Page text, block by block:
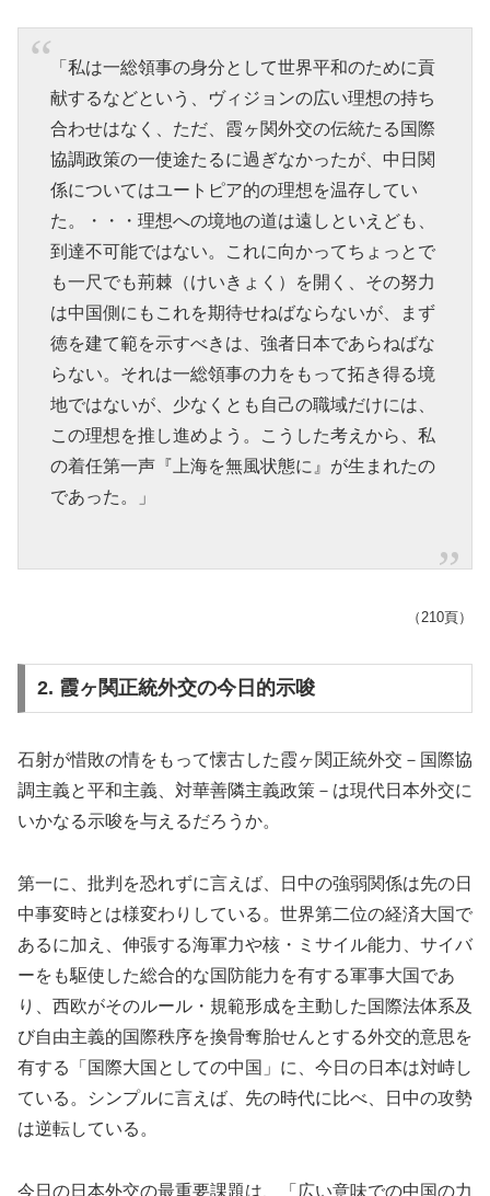
「私は一総領事の身分として世界平和のために貢
献するなどという、ヴィジョンの広い理想の持ち
合わせはなく、ただ、霞ヶ関外交の伝統たる国際
協調政策の一使途たるに過ぎなかったが、中日関
係についてはユートピア的の理想を温存してい
た。・・・理想への境地の道は遠しといえども、
到達不可能ではない。これに向かってちょっとで
も一尺でも荊棘（けいきょく）を開く、その努力
は中国側にもこれを期待せねばならないが、まず
徳を建て範を示すべきは、強者日本であらねばな
らない。それは一総領事の力をもって拓き得る境
地ではないが、少なくとも自己の職域だけには、
この理想を推し進めよう。こうした考えから、私
の着任第一声『上海を無風状態に』が生まれたの
であった。」
（210頁）
2. 霞ヶ関正統外交の今日的示唆
石射が惜敗の情をもって懐古した霞ヶ関正統外交－国際協
調主義と平和主義、対華善隣主義政策－は現代日本外交に
いかなる示唆を与えるだろうか。
第一に、批判を恐れずに言えば、日中の強弱関係は先の日
中事変時とは様変わりしている。世界第二位の経済大国で
あるに加え、伸張する海軍力や核・ミサイル能力、サイバ
ーをも駆使した総合的な国防能力を有する軍事大国であ
り、西欧がそのルール・規範形成を主動した国際法体系及
び自由主義的国際秩序を換骨奪胎せんとする外交的意思を
有する「国際大国としての中国」に、今日の日本は対峙し
ている。シンプルに言えば、先の時代に比べ、日中の攻勢
は逆転している。
今日の日本外交の最重要課題は、「広い意味での中国の力